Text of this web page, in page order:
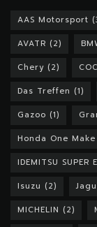
AAS Motorsport
AVATR (2)
Chery (2)
Das Treffen (1)
Gazoo (1)
Honda One Make
IDEMITSU SUPER
Isuzu (2)
MICHELIN (2)